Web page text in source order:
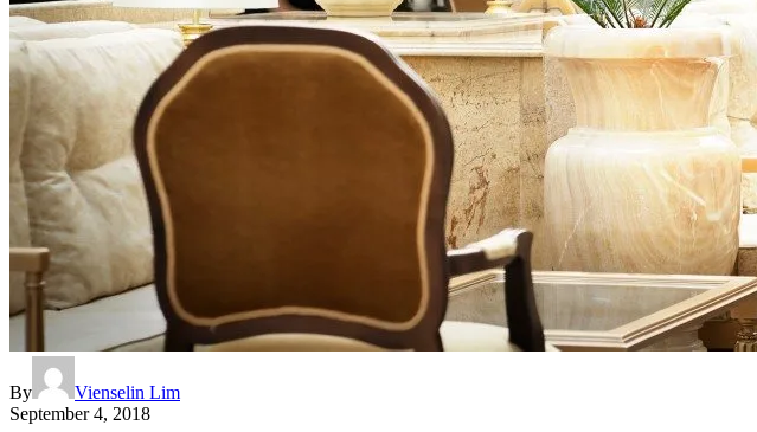
By
Vienselin Lim
September 4, 2018